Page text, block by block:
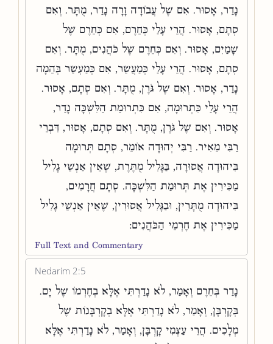
נָדַר, אָסוּר. אִם שֶׁל עֲבוֹדָה זָרָה נָדַר, מֻתָּר. וְאִם
סְתָם, אָסוּר. הֲרֵי עָלַי כְּחֵרֶם, אִם כְּחֵרֶם שֶׁל
שָׁמַיִם, אָסוּר. וְאִם כְּחֵרֶם שֶׁל כֹּהֲנִים, מֻתָּר. וְאִם
סְתָם, אָסוּר. הֲרֵי עָלַי כְּמַעֲשֵׂר, אִם כְּמַעְשַׂר בְּהֵמָה
נָדַר, אָסוּר. וְאִם שֶׁל גֹּרֶן, מֻתָּר. וְאִם סְתָם, אָסוּר.
הֲרֵי עָלַי כִּתְרוּמָה, אִם כִּתְרוּמַת הַלִּשְׁכָּה נָדַר,
אָסוּר. וְאִם שֶׁל גֹּרֶן, מֻתָּר. וְאִם סְתָם, אָסוּר, דִּבְרֵי
רַבִּי מֵאִיר. רַבִּי יְהוּדָה אוֹמֵר, סְתָם תְּרוּמָה
בִּיהוּדָה אֲסוּרָה, בַּגָּלִיל מֻתֶּרֶת, שֶׁאֵין אַנְשֵׁי גָלִיל
מַכִּירִין אֶת תְּרוּמַת הַלִּשְׁכָּה. סְתָם חֲרָמִים,
בִּיהוּדָה מֻתָּרִין, וּבַגָּלִיל אֲסוּרִין, שֶׁאֵין אַנְשֵׁי גָלִיל
מַכִּירִין אֶת חֶרְמֵי הַכֹּהֲנִים:
Full Text and Commentary
Nedarim 2:5
נָדַר בְּחֵרֶם וְאָמַר, לֹא נָדַרְתִּי אֶלָּא בְחֶרְמוֹ שֶׁל יָם.
בְּקָרְבָּן, וְאָמַר, לֹא נָדַרְתִּי אֶלָּא בְקָרְבָּנוֹת שֶׁל
מְלָכִים. הֲרֵי עַצְמִי קָרְבָּן, וְאָמַר, לֹא נָדַרְתִּי אֶלָּא